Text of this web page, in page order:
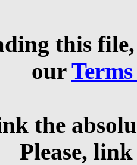
this
our
the
Please,